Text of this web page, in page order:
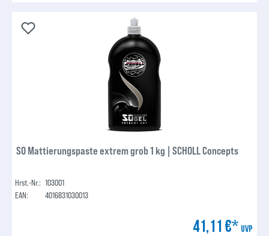
S0 Mattierungspaste extrem grob 1 kg | SCHOLL Concepts
Hrst.-Nr.: 103001
EAN:
4016831030013
41,11 €* UVP